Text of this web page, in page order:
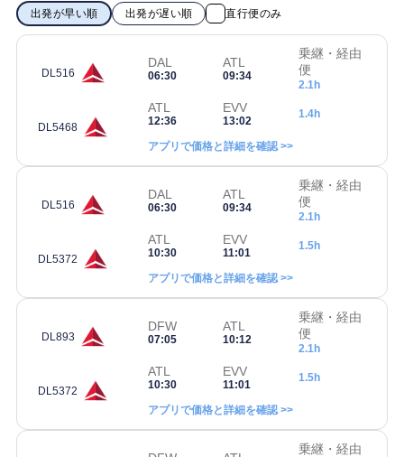
出発が早い順 出発が遅い順 直行便のみ
DL516
DAL
06:30
ATL
09:34
乗継・経由
便
2.1h
DL5468
ATL
12:36
EVV
13:02
1.4h
アプリで価格と詳細を確認 >>
DL516
DAL
06:30
ATL
09:34
乗継・経由
便
2.1h
DL5372
ATL
10:30
EVV
11:01
1.5h
アプリで価格と詳細を確認 >>
DL893
DFW
07:05
ATL
10:12
乗継・経由
便
2.1h
DL5372
ATL
10:30
EVV
11:01
1.5h
アプリで価格と詳細を確認 >>
乗継・経由